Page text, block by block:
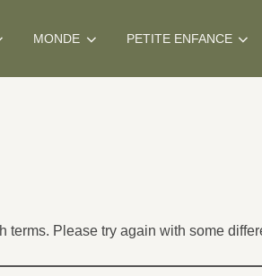
MONDE PETITE ENFANCE
terms. Please try again with some